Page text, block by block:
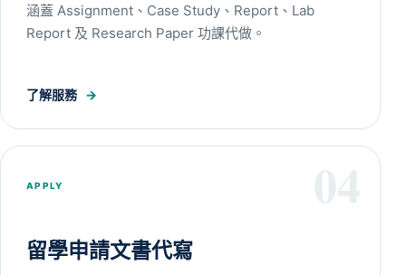
涵蓋 Assignment、Case Study、Report、Lab
Report 及 Research Paper 功課代做。
了解服務 →
APPLY
留學申請文書代寫